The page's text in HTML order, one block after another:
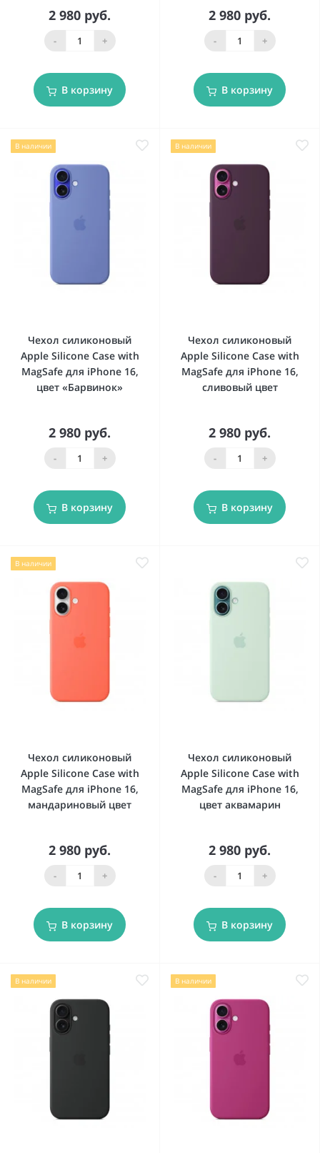
2 980 руб.
- +
В корзину
2 980 руб.
- +
В корзину
В наличии
Чехол силиконовый
Apple Silicone Case with
MagSafe для iPhone 16,
цвет «Барвинок»
2 980 руб.
- +
В корзину
В наличии
Чехол силиконовый
Apple Silicone Case with
MagSafe для iPhone 16,
сливовый цвет
2 980 руб.
- +
В корзину
В наличии
Чехол силиконовый
Apple Silicone Case with
MagSafe для iPhone 16,
мандариновый цвет
2 980 руб.
- +
В корзину
Чехол силиконовый
Apple Silicone Case with
MagSafe для iPhone 16,
цвет аквамарин
2 980 руб.
- +
В корзину
В наличии В наличии